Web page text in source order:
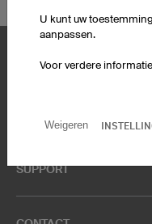
SUPPORT
U kunt uw
aanpassen.
Voor verdere
Weigeren